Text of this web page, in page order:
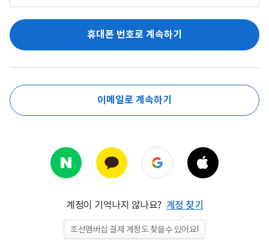
휴대폰 번호로 계속하기
이메일로 계속하기
계정이 기억나지 않나요? 계정 찾기
조선멤버십 결제 계정도 찾을수 있어요!